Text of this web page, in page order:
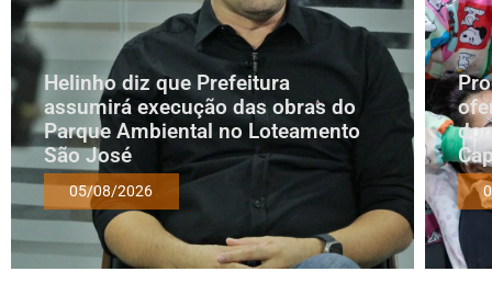
Helinho diz que Prefeitura
assumirá execução das obras do
Parque Ambiental no Loteamento
São José
05/08/2026